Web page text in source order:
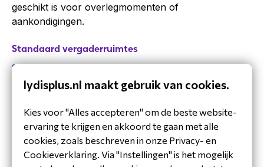
geschikt is voor overlegmomenten of
aankondigingen.
Standaard vergaderruimtes
Snel starten zonder gedoe
Naast de specialistische ruimtes beschikt Verbruggen
uitgerust met:
Yealink MeetingBoards
PTZ-camera’s gekoppeld aan het MeetingBoard
Yealink PA20 draadloze presentatiedongles
lydisplus.nl maakt gebruik van cookies.
Kies voor "Alles accepteren" om de beste website-
ervaring te krijgen en akkoord te gaan met alle
cookies, zoals beschreven in onze Privacy- en
Cookieverklaring. Via "Instellingen" is het mogelijk